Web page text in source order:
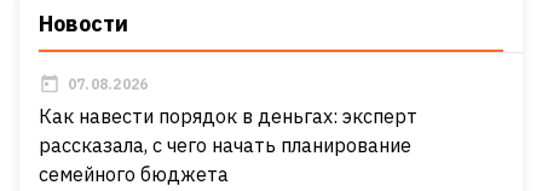
Новости
07.08.2026
Как навести порядок в деньгах: эксперт
рассказала, с чего начать планирование
семейного бюджета